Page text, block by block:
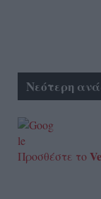
Νεότερη
Προσθέστε το